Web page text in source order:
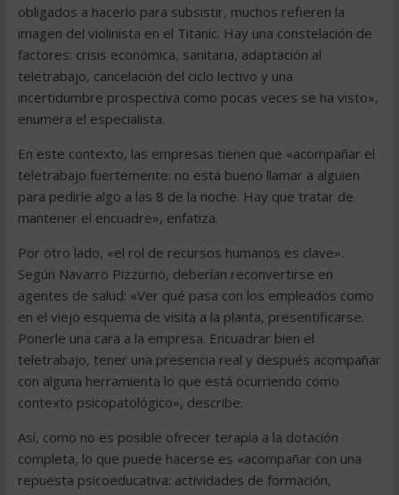
obligados a hacerlo para subsistir, muchos refieren la
imagen del violinista en el Titanic. Hay una constelación de
factores: crisis económica, sanitaria, adaptación al
teletrabajo, cancelación del ciclo lectivo y una
incertidumbre prospectiva como pocas veces se ha visto»,
enumera el especialista.
En este contexto, las empresas tienen que «acompañar el
teletrabajo fuertemente: no está bueno llamar a alguien
para pedirle algo a las 8 de la noche. Hay que tratar de
mantener el encuadre», enfatiza.
Por otro lado, «el rol de recursos humanos es clave».
Según Navarro Pizzurno, deberían reconvertirse en
agentes de salud: «Ver qué pasa con los empleados como
en el viejo esquema de visita a la planta, presentificarse.
Ponerle una cara a la empresa. Encuadrar bien el
teletrabajo, tener una presencia real y después acompañar
con alguna herramienta lo que está ocurriendo como
contexto psicopatológico», describe.
Así, como no es posible ofrecer terapia a la dotación
completa, lo que puede hacerse es «acompañar con una
repuesta psicoeducativa: actividades de formación,